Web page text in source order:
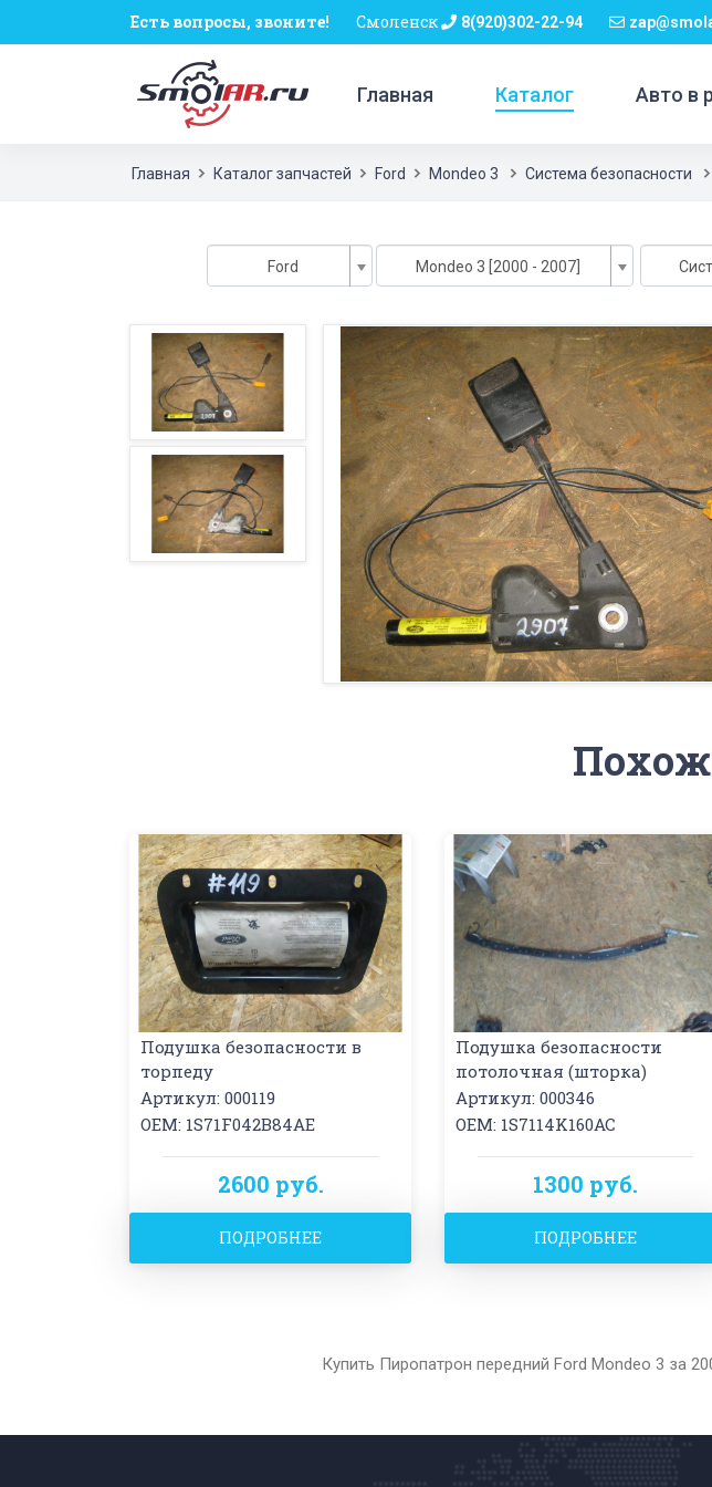
Есть вопросы, звоните! Смоленск 8(920)302-22-94
Главная Каталог Авто в
Главная Каталог запчастей Ford Mondeo 3 Система безопасности
Ford Mondeo 3 [2000 - 2007]
Подушка безопасности в
торпеду
Артикул: 000119
OEM: 1S71F042B84AE
2600 руб.
ПОДРОБНЕЕ
Подушка безопасности
потолочная (шторка)
Артикул: 000346
OEM: 1S7114K160AC
1300 руб.
ПОДРОБНЕЕ
Купить Пиропатрон передний Ford Mondeo 3 за